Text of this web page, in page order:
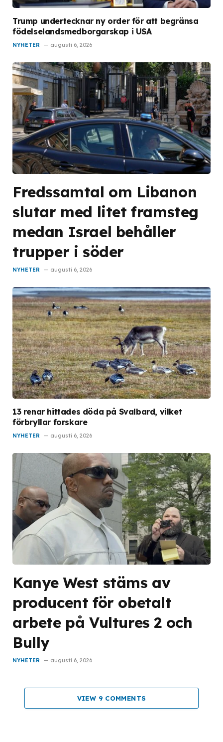
Trump undertecknar ny order för att begränsa
födelselandsmedborgarskap i USA
NYHETER augusti 6, 2026
Fredssamtal om Libanon
slutar med litet framsteg
medan Israel behåller
trupper i söder
NYHETER augusti 6, 2026
13 renar hittades döda på Svalbard, vilket
förbryllar forskare
NYHETER augusti 6, 2026
Kanye West stäms av
producent för obetalt
arbete på Vultures 2 och
Bully
NYHETER augusti 6, 2026
VIEW 9 COMMENTS